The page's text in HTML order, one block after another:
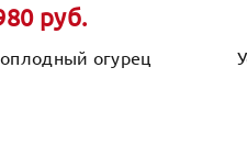
руб.
огурец